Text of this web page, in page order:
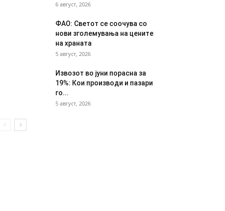
6 август, 2026
ФАО: Светот се соочува со
нови зголемувања на цените
на храната
5 август, 2026
Извозот во јуни порасна за
19%: Кои производи и пазари
го...
5 август, 2026